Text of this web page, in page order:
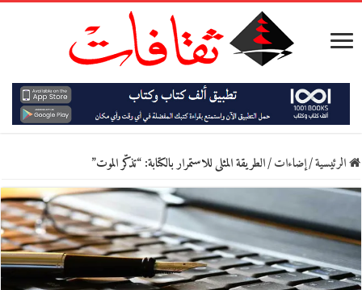
الرئيسية/إضاءات/الطريقة المثلى للاستمرار بالكتابة: “تذكّر الموت”